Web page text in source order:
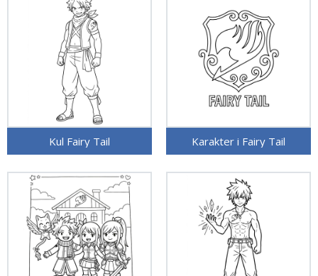
Kul Fairy Tail Karakter i Fairy Tail